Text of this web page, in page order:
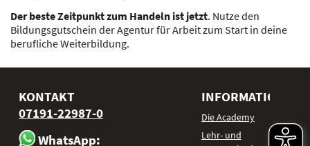
Der beste Zeitpunkt zum Handeln ist jetzt. Nutze den
Bildungsgutschein der Agentur für Arbeit zum Start in deine
berufliche Weiterbildung.
KONTAKT
07191-22987-0
WhatsApp:
INFORMATIONEN
Die Academy
Lehr- und